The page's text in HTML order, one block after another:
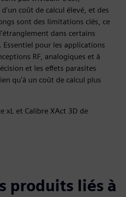
coût de calcul élevé, et des
sont des limitations clés, ce
dans certains
Essentiel pour les applications
RF, analogiques et à
et les effets parasites
qu'à un coût de calcul plus
xL et Calibre XAct 3D de
produits liés à